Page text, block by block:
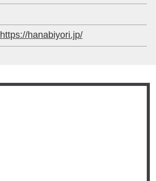
https://hanabiyori.jp/